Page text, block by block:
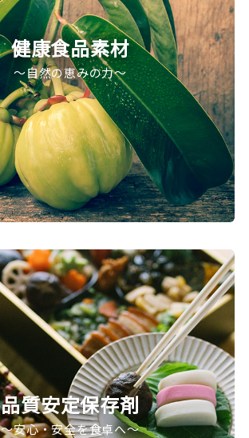
健康食品素材
～自然の恵みの力～
品質安定保存剤
～安心・安全を食卓へ～